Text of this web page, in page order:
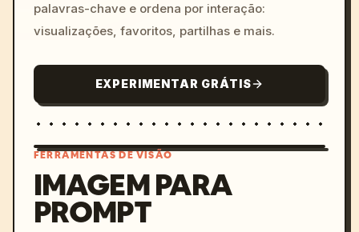
palavras-chave e ordena por interação:
visualizações, favoritos, partilhas e mais.
EXPERIMENTAR GRÁTIS
FERRAMENTAS DE VISÃO
IMAGEM PARA
PROMPT